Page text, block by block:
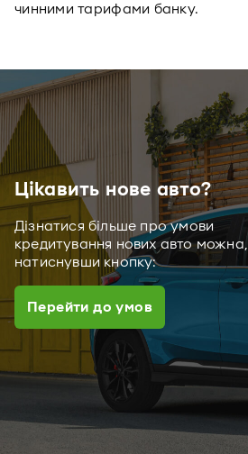
чинними тарифами банку.
Цікавить нове авто?
Дізнатися більше про умови
кредитування нових авто можна,
натиснувши кнопку:
Перейти до умов